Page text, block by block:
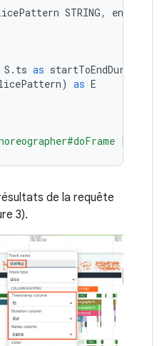
STRING,
S . ts as startToEndDur
) as E
[0-9]*'
de la requête
3).